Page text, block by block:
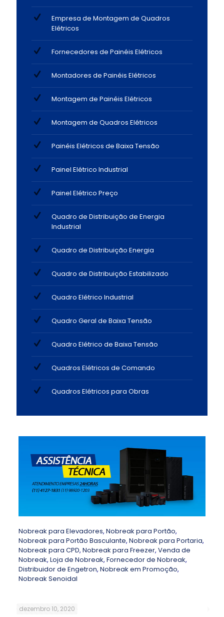
Empresa de Montagem de Quadros
Elétricos
Fornecedores de Painéis Elétricos
Montadores de Painéis Elétricos
Montagem de Painéis Elétricos
Montagem de Quadros Elétricos
Painéis Elétricos de Baixa Tensão
Painel Elétrico Industrial
Painel Elétrico Preço
Quadro de Distribuição de Energia
Industrial
Quadro de Distribuição Energia
Quadro de Distribuição Estabilizado
Quadro Elétrico Industrial
Quadro Geral de Baixa Tensão
Quadro Elétrico de Baixa Tensão
Quadros Elétricos de Comando
Quadros Elétricos para Obras
Nobreak para Elevadores, Nobreak para Portão,
Nobreak para Portão Basculante, Nobreak para Portaria,
Nobreak para CPD, Nobreak para Freezer, Venda de
Nobreak, Loja de Nobreak, Fornecedor de Nobreak,
Distribuidor de Engetron, Nobreak em Promoção,
Nobreak Senoidal
dezembro 10, 2020